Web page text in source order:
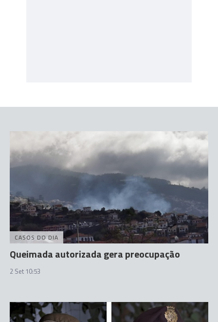
CASOS DO DIA
Queimada autorizada gera preocupação
2 Set 10:53